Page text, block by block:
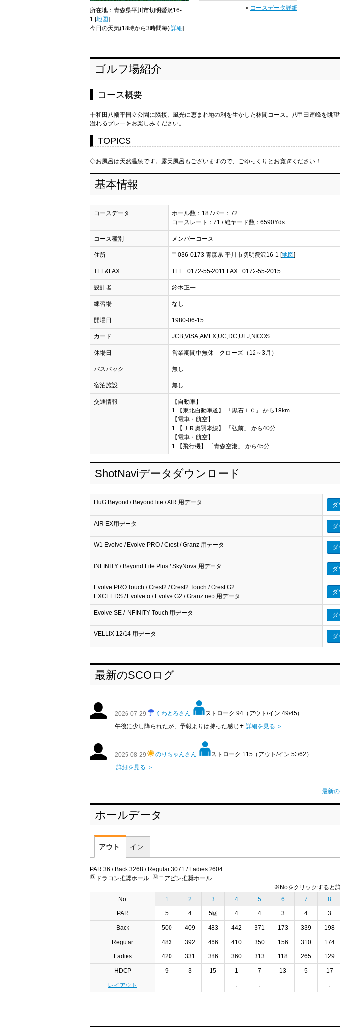
所在地：青森県平川市切明螢沢16-
1 [地図]
今日の天気(18時から3時間毎)[詳細]
» コースデータ詳細
ゴルフ場紹介
コース概要
十和田八幡平国立公園に隣接、風光に恵まれ地の利を生かした林間コース。八甲田連峰を眺
溢れるプレーをお楽しみください。
TOPICS
◇お風呂は天然温泉です。露天風呂もございますので、ごゆっくりとお寛ぎください！
基本情報
コースデータ
ホール数：18 / パー：72
コースレート：71 / 総ヤード数：6590Yds
コース種別 メンバーコース
住所 〒036-0173 青森県 平川市切明螢沢16-1 [地図]
TEL&FAX TEL : 0172-55-2011 FAX : 0172-55-2015
設計者 鈴木正一
練習場 なし
開場日 1980-06-15
カード JCB,VISA,AMEX,UC,DC,UFJ,NICOS
休場日 営業期間中無休 クローズ（12～3月）
バスパック 無し
宿泊施設 無し
交通情報
【自動車】
1.【東北自動車道】 「黒石ＩＣ」 から18km
【電車・航空】
1.【ＪＲ奥羽本線】 「弘前」 から40分
【電車・航空】
1.【飛行機】 「青森空港」 から45分
ShotNaviデータダウンロード
HuG Beyond / Beyond lite / AIR 用データ ダ
AIR EX用データ ダ
W1 Evolve / Evolve PRO / Crest / Granz 用データ ダ
INFINITY / Beyond Lite Plus / SkyNova 用データ ダ
Evolve PRO Touch / Crest2 / Crest2 Touch / Crest G2
EXCEEDS / Evolve α / Evolve G2 / Granz neo 用データ
ダ
Evolve SE / INFINITY Touch 用データ ダ
VELLIX 12/14 用データ ダ
最新のSCOログ
2026-07-29 くわとろさん
ストローク:94（アウト/イン:49/45）
午後に少し降られたが、予報よりは持った感じ☂️ 詳細を見る ＞
2025-08-29 のりちゃんさん
ストローク:115（アウト/イン:53/62）
詳細を見る ＞
最新
ホールデータ
アウト イン
PAR:36 / Back:3268 / Regular:3071 / Ladies:2604
ドラコン推奨ホール
ニアピン推奨ホール
※Noをクリックすると
No.
1 2 3 4 5 6 7 8
PAR 5 4 5 4 4 3 4 3
Back 500 409 483 442 371 173 339 198
Regular 483 392 466 410 350 156 310 174
Ladies 420 331 386 360 313 118 265 129
HDCP 9 3 15 1 7 13 5 17
レイアウト